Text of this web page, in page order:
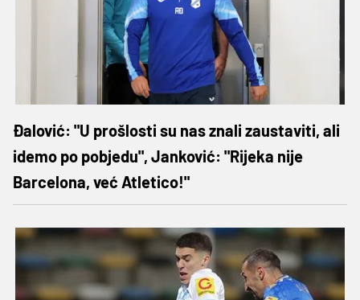
Đalović: "U prošlosti su nas znali zaustaviti, ali
idemo po pobjedu", Janković: "Rijeka nije
Barcelona, već Atletico!"